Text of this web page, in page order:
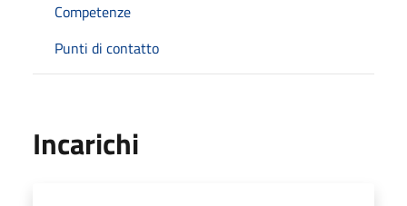
Competenze
Punti di contatto
Incarichi